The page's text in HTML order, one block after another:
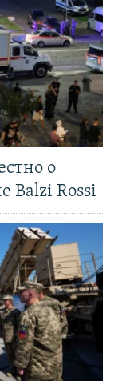
о
Balzi Rossi